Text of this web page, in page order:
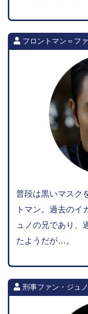
フロントマン＝フ
普段は黒いマスク
トマン。過去のイ
ュノの兄であり、
たようだが…。
刑事ファン・ジュ